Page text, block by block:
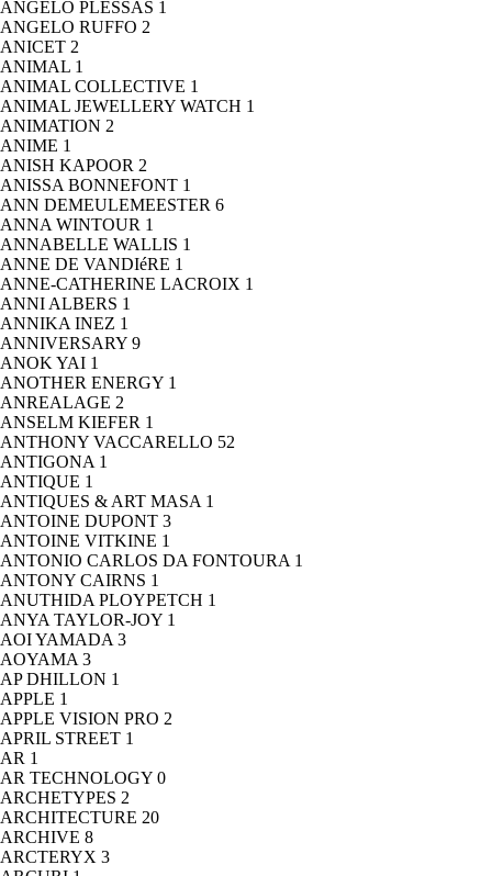
ANGELO PLESSAS 1
ANGELO RUFFO 2
ANICET 2
ANIMAL 1
ANIMAL COLLECTIVE 1
ANIMAL JEWELLERY WATCH 1
ANIMATION 2
ANIME 1
ANISH KAPOOR 2
ANISSA BONNEFONT 1
ANN DEMEULEMEESTER 6
ANNA WINTOUR 1
ANNABELLE WALLIS 1
ANNE DE VANDIéRE 1
ANNE-CATHERINE LACROIX 1
ANNI ALBERS 1
ANNIKA INEZ 1
ANNIVERSARY 9
ANOK YAI 1
ANOTHER ENERGY 1
ANREALAGE 2
ANSELM KIEFER 1
ANTHONY VACCARELLO 52
ANTIGONA 1
ANTIQUE 1
ANTIQUES & ART MASA 1
ANTOINE DUPONT 3
ANTOINE VITKINE 1
ANTONIO CARLOS DA FONTOURA 1
ANTONY CAIRNS 1
ANUTHIDA PLOYPETCH 1
ANYA TAYLOR-JOY 1
AOI YAMADA 3
AOYAMA 3
AP DHILLON 1
APPLE 1
APPLE VISION PRO 2
APRIL STREET 1
AR 1
AR TECHNOLOGY 0
ARCHETYPES 2
ARCHITECTURE 20
ARCHIVE 8
ARCTERYX 3